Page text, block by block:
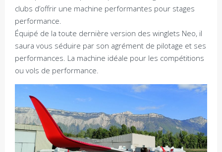
clubs d’offrir une machine performantes pour stages
performance.
Équipé de la toute dernière version des winglets Neo, il
saura vous séduire par son agrément de pilotage et ses
performances. La machine idéale pour les compétitions
ou vols de performance.